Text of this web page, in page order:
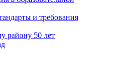
и требования
району 50 лет